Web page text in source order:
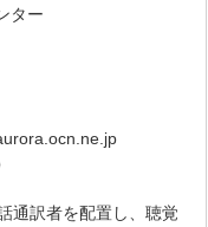
ー
5598
5937
訳者を配置し、聴覚